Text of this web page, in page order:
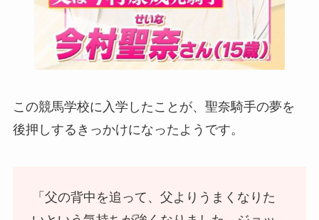
この競馬学校に入学したことが、聖奈騎手の夢を
後押しするきっかけになったようです。
「父の背中を追って、父よりうまくなりた